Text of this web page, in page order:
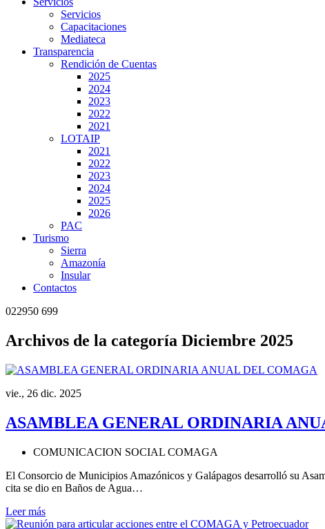
Servicios
Capacitaciones
Mediateca
Transparencia
Rendición de Cuentas
2025
2024
2023
2022
2021
LOTAIP
2021
2022
2023
2024
2025
2026
PAC
Turismo
Sierra
Amazonía
Insular
Contactos
022950 699
Archivos de la categoría Diciembre 2025
vie., 26 dic. 2025
ASAMBLEA GENERAL ORDINARIA
COMUNICACION SOCIAL COMAGA
El Consorcio de Municipios Amazónicos y Galápagos desarrolló su
cita se dio en Baños de Agua…
Leer más